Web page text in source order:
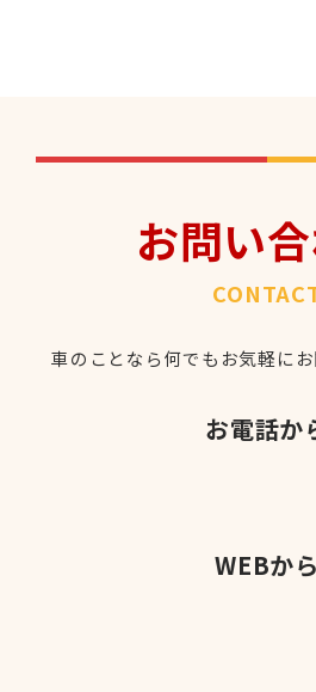
お問い
車のことなら何でもお気軽に
お電話か
WEBから